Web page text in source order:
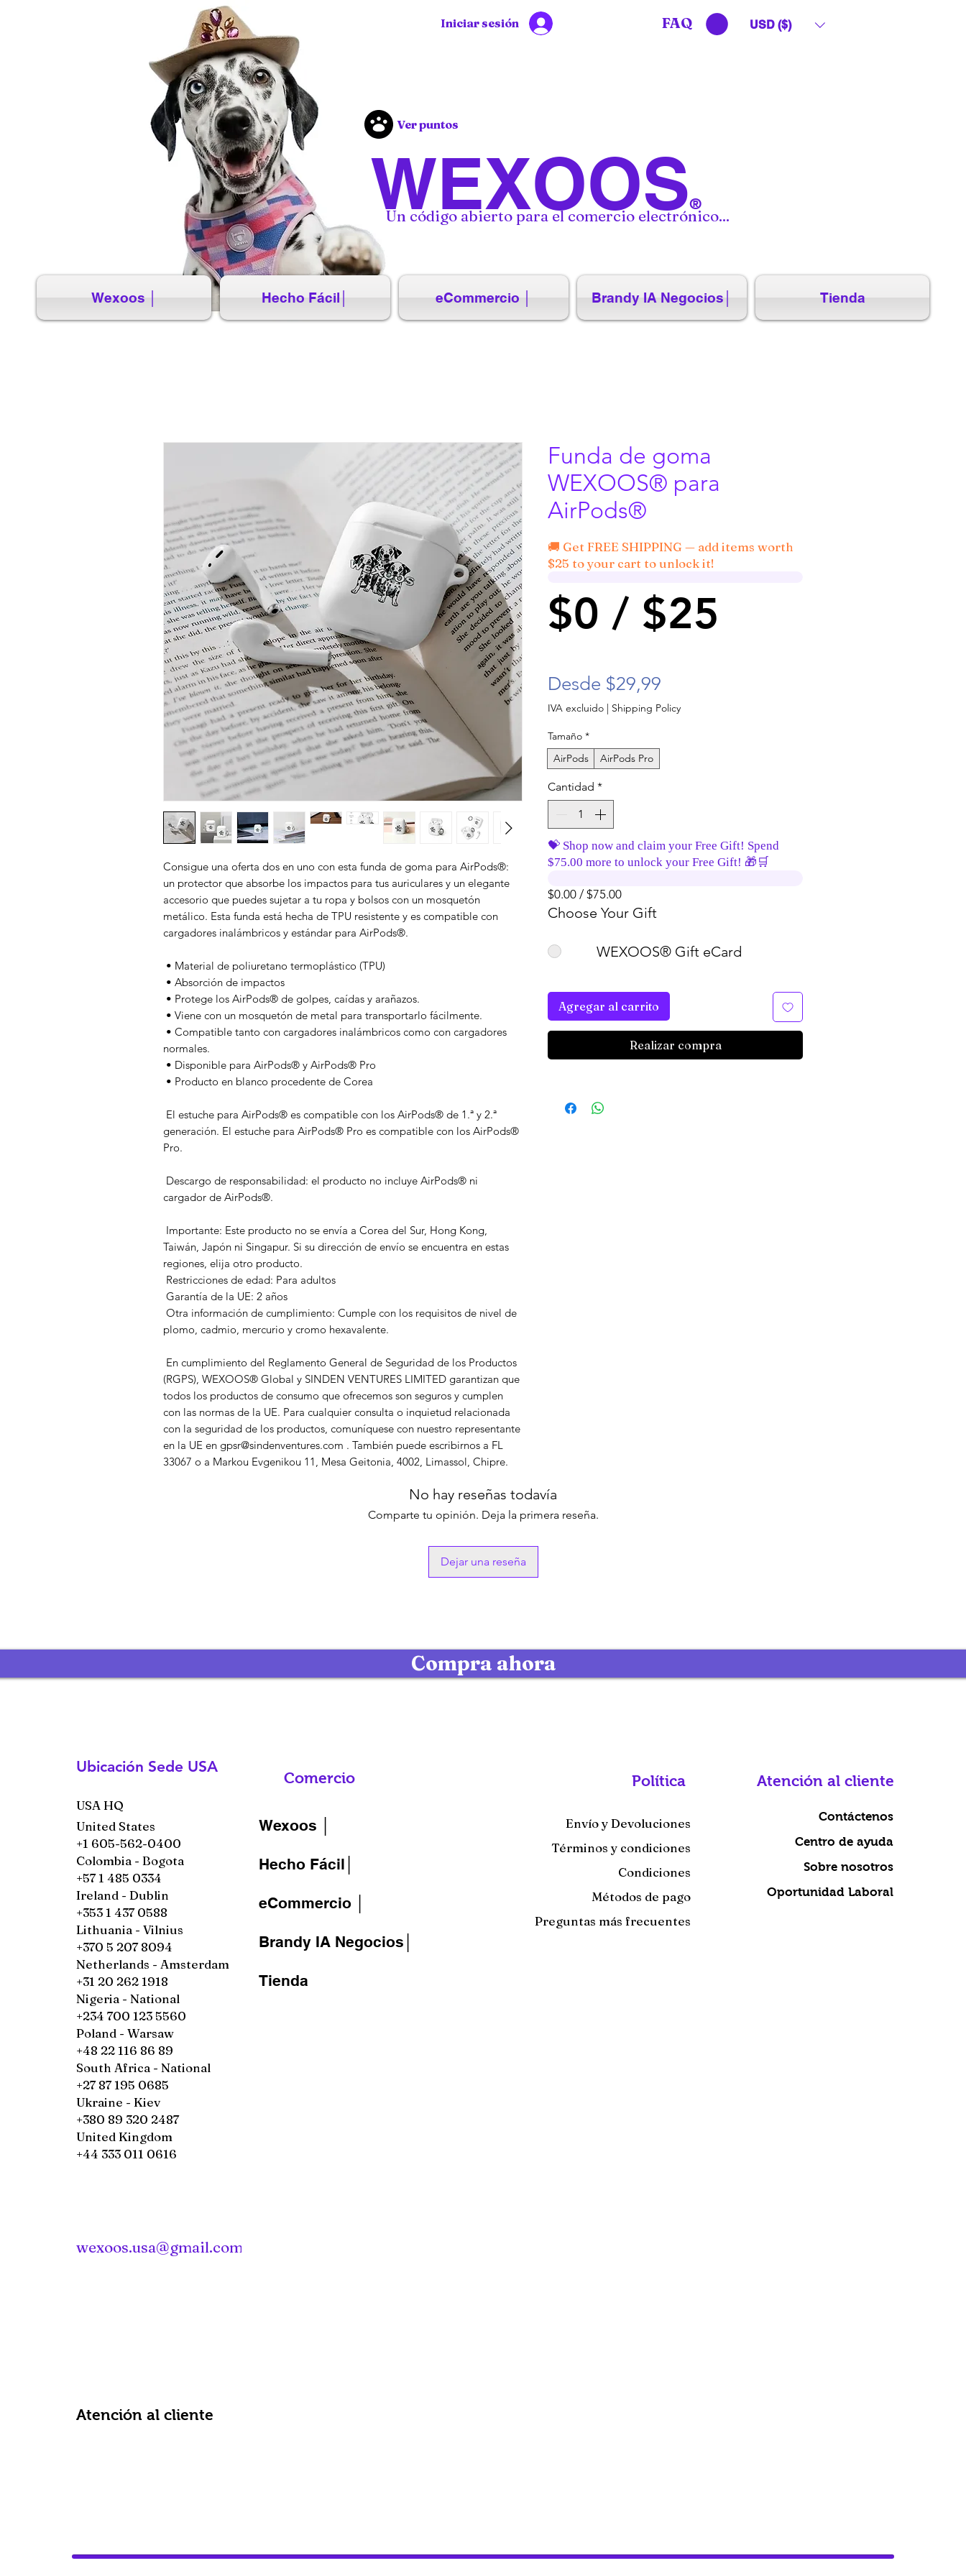
WEXOOS®
Un código abierto para el comercio electrónico...
Ver puntos
Iniciar sesión FAQ USD ($)
Wexoos │ Hecho Fácil│ eCommercio │ Brandy IA Negocios│ Tienda
Consigue una oferta dos en uno con esta funda de goma para AirPods®:
un protector que absorbe los impactos para tus auriculares y un elegante
accesorio que puedes sujetar a tu ropa y bolsos con un mosquetón
metálico. Esta funda está hecha de TPU resistente y es compatible con
cargadores inalámbricos y estándar para AirPods®.
• Material de poliuretano termoplástico (TPU)
• Absorción de impactos
• Protege los AirPods® de golpes, caídas y arañazos.
• Viene con un mosquetón de metal para transportarlo fácilmente.
normales.
• Disponible para AirPods® y AirPods® Pro
• Producto en blanco procedente de Corea
generación. El estuche para AirPods® Pro es compatible con los AirPods®
Pro.
cargador de AirPods®.
Taiwán, Japón ni Singapur. Si su dirección de envío se encuentra en estas
regiones, elija otro producto.
Restricciones de edad: Para adultos
Garantía de la UE: 2 años
plomo, cadmio, mercurio y cromo hexavalente.
(RGPS), WEXOOS® Global y SINDEN VENTURES LIMITED garantizan que
todos los productos de consumo que ofrecemos son seguros y cumplen
con las normas de la UE. Para cualquier consulta o inquietud relacionada
con la seguridad de los productos, comuníquese con nuestro representante
en la UE en gpsr@sindenventures.com . También puede escribirnos a FL
33067 o a Markou Evgenikou 11, Mesa Geitonia, 4002, Limassol, Chipre.
Funda de goma
WEXOOS® para
AirPods®
🚚 Get FREE SHIPPING — add items worth
$25 to your cart to unlock it!
$0 / $25
Desde $29,99
IVA excluido | Shipping Policy
Tamaño *
AirPods
AirPods Pro
Cantidad *
💝 Shop now and claim your Free Gift! Spend
$75.00 more to unlock your Free Gift! 🎁🛒
$0.00 / $75.00
Choose Your Gift
WEXOOS® Gift eCard
Agregar al carrito
Realizar compra
No hay reseñas todavía
Comparte tu opinión. Deja la primera reseña.
Dejar una reseña
Ubicación Sede USA
USA HQ
United States
+1 605-562-0400
Colombia - Bogota
+57 1 485 0334
Ireland - Dublin
+353 1 437 0588
Lithuania - Vilnius
+370 5 207 8094
Netherlands - Amsterdam
+31 20 262 1918
Nigeria - National
+234 700 123 5560
Poland - Warsaw
+48 22 116 86 89
South Africa - National
+27 87 195 0685
Ukraine - Kiev
+380 89 320 2487
United Kingdom
+44 333 011 0616
wexoos.usa@gmail.com
Atención al cliente
Comercio
Wexoos │
Hecho Fácil│
eCommercio │
Brandy IA Negocios│
Tienda
Política
Envío y Devoluciones
Términos y condiciones
Condiciones
Métodos de pago
Preguntas más frecuentes
Atención al cliente
Contáctenos
Centro de ayuda
Sobre nosotros
Oportunidad Laboral
Compra ahora